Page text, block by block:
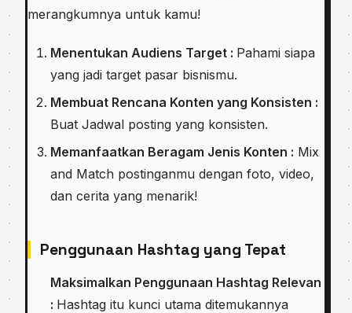
merangkumnya untuk kamu!
Menentukan Audiens Target : Pahami siapa
yang jadi target pasar bisnismu.
Membuat Rencana Konten yang Konsisten :
Buat Jadwal posting yang konsisten.
Memanfaatkan Beragam Jenis Konten : Mix
and Match postinganmu dengan foto, video,
dan cerita yang menarik!
Penggunaan Hashtag yang Tepat
Maksimalkan Penggunaan Hashtag Relevan
: Hashtag itu kunci utama ditemukannya